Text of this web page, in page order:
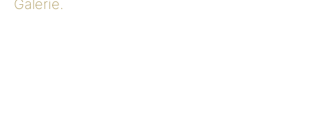
Galerie.